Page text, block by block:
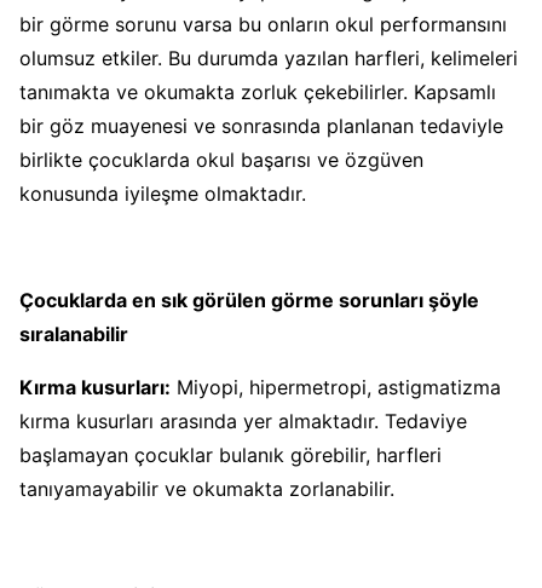
bir görme sorunu varsa bu onların okul performansını
olumsuz etkiler. Bu durumda yazılan harfleri, kelimeleri
tanımakta ve okumakta zorluk çekebilirler. Kapsamlı
bir göz muayenesi ve sonrasında planlanan tedaviyle
birlikte çocuklarda okul başarısı ve özgüven
konusunda iyileşme olmaktadır.
Çocuklarda en sık görülen görme sorunları şöyle
sıralanabilir
Kırma kusurları: Miyopi, hipermetropi, astigmatizma
kırma kusurları arasında yer almaktadır. Tedaviye
başlamayan çocuklar bulanık görebilir, harfleri
tanıyamayabilir ve okumakta zorlanabilir.